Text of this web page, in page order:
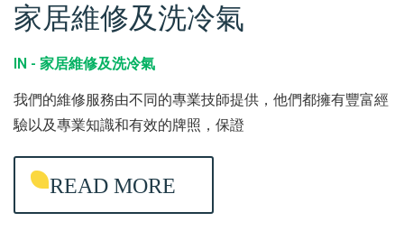
家
修
及
洗
氣
家居維修及洗冷氣
IN - 家居維修及洗冷氣
我們的維修服務由不同的專業技師提供，他們都擁有豐富經
驗以及專業知識和有效的牌照，保證
READ MORE